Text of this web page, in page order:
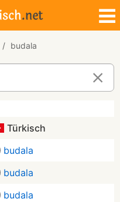
budala
Türkisch
budala
budala
budala